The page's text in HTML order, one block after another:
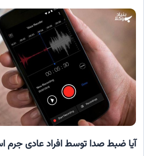
آیا ضبط صدا توسط افراد عادی جرم